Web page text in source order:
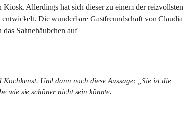
Kiosk. Allerdings hat sich dieser zu einem der reizvollsten
Die wunderbare Gastfreundschaft von Claudia
Sahnehäubchen auf.
Und dann noch diese Aussage: „Sie ist die
wie sie schöner nicht sein könnte.